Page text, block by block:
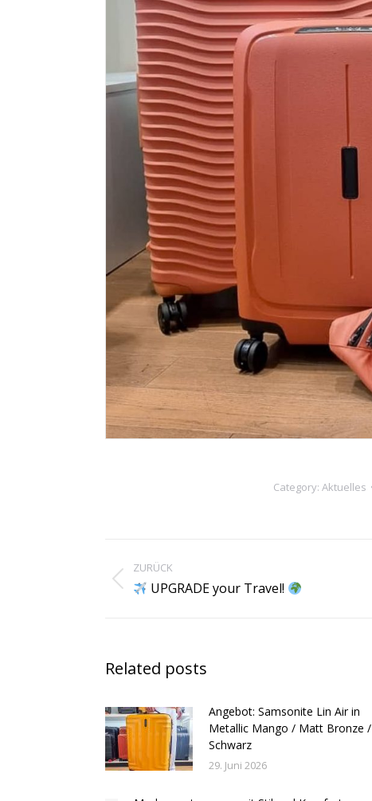
Category:Aktuelles
ZURÜCK
Vorheriger
UPGRADE your Travel!
Related posts
Angebot: Samsonite Lin Air in
Metallic Mango / Matt Bronze /
Schwarz
29. Juni 2026